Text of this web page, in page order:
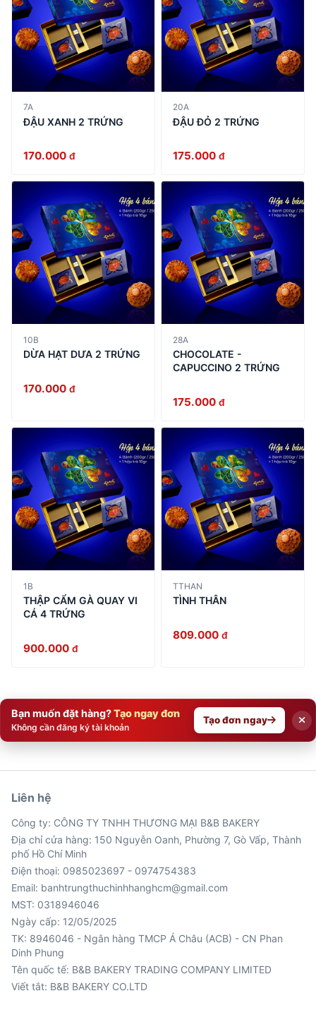
7A
ĐẬU XANH 2 TRỨNG
170.000 đ
20A
ĐẬU ĐỎ 2 TRỨNG
175.000 đ
10B
DỪA HẠT DƯA 2 TRỨNG
170.000 đ
28A
CHOCOLATE -
CAPUCCINO 2 TRỨNG
175.000 đ
1B
THẬP CẨM GÀ QUAY VI
CÁ 4 TRỨNG
900.000 đ
TTHAN
TÌNH THÂN
809.000 đ
Bạn muốn đặt hàng?Tạo ngay đơn
Không cần đăng ký tài khoản
Tạo đơn ngay
Liên hệ
Công ty: CÔNG TY TNHH THƯƠNG MẠI B&B BAKERY
Địa chỉ cửa hàng: 150 Nguyễn Oanh, Phường 7, Gò Vấp, Thành
phố Hồ Chí Minh
Điện thoại: 0985023697 - 0974754383
Email: banhtrungthuchinhhanghcm@gmail.com
MST: 0318946046
Ngày cấp: 12/05/2025
TK: 8946046 - Ngân hàng TMCP Á Châu (ACB) - CN Phan
Viết tắt: B&B BAKERY CO.LTD